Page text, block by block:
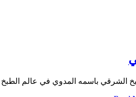
باسمه المدوي في عالم الطبخ